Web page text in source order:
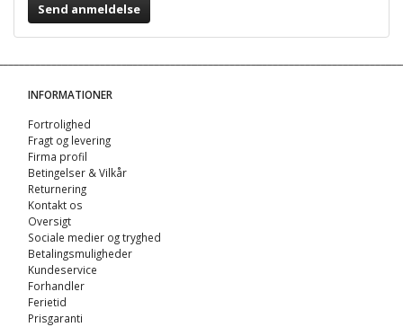
Send anmeldelse
INFORMATIONER
Fortrolighed
Fragt og levering
Firma profil
Betingelser & Vilkår
Returnering
Kontakt os
Oversigt
Sociale medier og tryghed
Betalingsmuligheder
Kundeservice
Forhandler
Ferietid
Prisgaranti